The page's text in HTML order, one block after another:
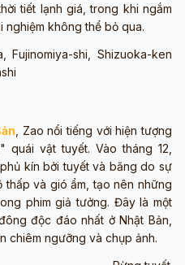
tiết lạnh giá, trong khi ngắm
nghiệm không thể bỏ qua.
Fujinomiya-shi, Shizuoka-ken
, Zao nổi tiếng với hiện tượng
vật tuyết. Vào tháng 12,
kín bởi tuyết và băng do sự
và gió ẩm, tạo nên những
phim giả tưởng. Đây là một
độc đáo nhất ở Nhật Bản,
chiêm ngưỡng và chụp ảnh.